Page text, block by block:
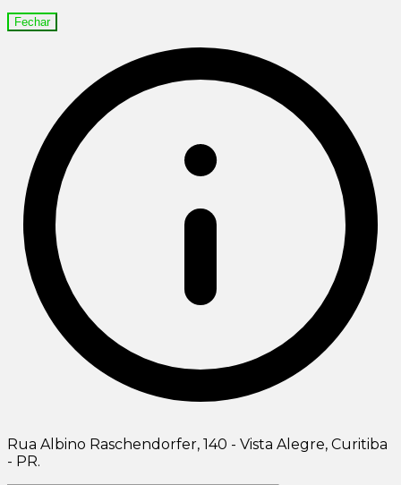
Fechar
Rua Albino Raschendorfer, 140 - Vista Alegre, Curitiba
- PR.